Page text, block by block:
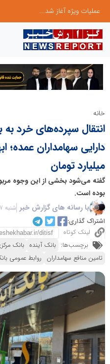
عملیات ویژه آغاز شد...
خانه
انتقال سپرده‌های خرد به
میلیارد تومان
گفته می‌شود بخشی از این وجوه
بوده است.
با رسانه های گزارش خبر شنبه 17 آبان 1404 - 22:02
اشتراک گذاری:
لینک کوتاه
برچسب‌ها: بانک آینده بانک
تامین منافع سهامداران
روابط عمومی